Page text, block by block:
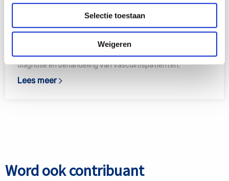
Selectie toestaan
Weigeren
Maasstad ziekenhuis
team bevlogen vasculitisdokters en samen zien ze veel
vasculitispatiënten. In samenwerking met het Erasmus MC
spelen ze een belangrijke rol in de regio als het gaat om de
diagnose en behandeling van vasculitispatiënten.
Lees meer
Word ook contribuant